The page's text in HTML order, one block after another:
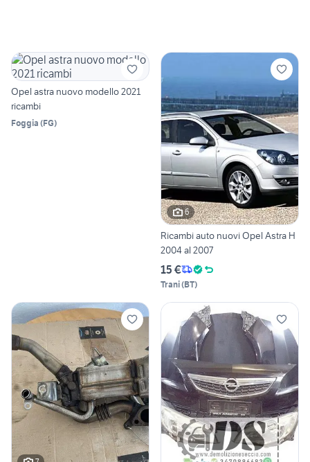
Opel astra nuovo modello 2021
ricambi
Foggia (FG)
6
Ricambi auto nuovi Opel Astra H
2004 al 2007
15 €
Trani(BT)